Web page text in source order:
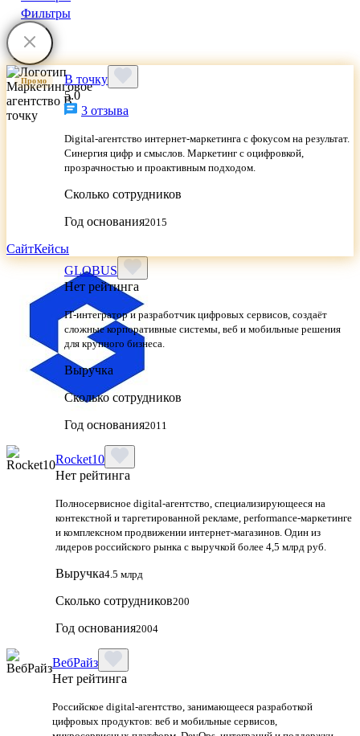
Фильтры
Промо
В точку
5.0
3 отзыва
Digital-агентство интернет-маркетинга с фокусом на результат.
Синергия цифр и смыслов. Маркетинг с оцифровкой,
прозрачностью и проактивным подходом.
Сколько сотрудников
Год основания2015
СайтКейсы
GLOBUS
Нет рейтинга
IT-интегратор и разработчик цифровых сервисов, создаёт
сложные корпоративные системы, веб и мобильные решения
для крупного бизнеса.
Выручка
Сколько сотрудников
Год основания2011
Rocket10
Нет рейтинга
Полносервисное digital-агентство, специализирующееся на
контекстной и таргетированной рекламе, performance-маркетинге
и комплексном продвижении интернет-магазинов. Один из
лидеров российского рынка с выручкой более 4,5 млрд руб.
Выручка4.5 млрд
Сколько сотрудников200
Год основания2004
ВебРайз
Нет рейтинга
Российское digital-агентство, занимающееся разработкой
цифровых продуктов: веб и мобильные сервисов,